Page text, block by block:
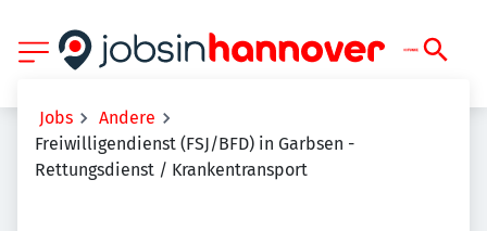
Jobs
Andere
Freiwilligendienst (FSJ/BFD) in Garbsen -
Rettungsdienst / Krankentransport